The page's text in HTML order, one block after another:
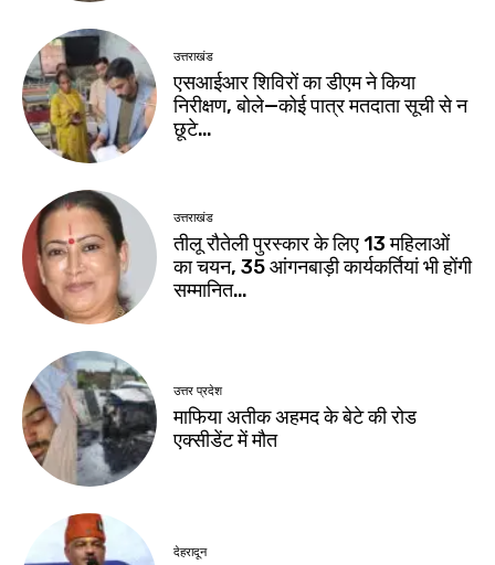
उत्तराखंड
एसआईआर शिविरों का डीएम ने किया
निरीक्षण, बोले—कोई पात्र मतदाता सूची से न
छूटे…
उत्तराखंड
तीलू रौतेली पुरस्कार के लिए 13 महिलाओं
का चयन, 35 आंगनबाड़ी कार्यकर्तियां भी होंगी
सम्मानित…
उत्तर प्रदेश
माफिया अतीक अहमद के बेटे की रोड
एक्सीडेंट में मौत
देहरादून